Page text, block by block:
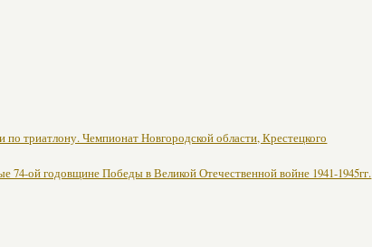
по триатлону. Чемпионат Новгородской области, Крестецкого
ой годовщине Победы в Великой Отечественной войне 1941-1945гг.